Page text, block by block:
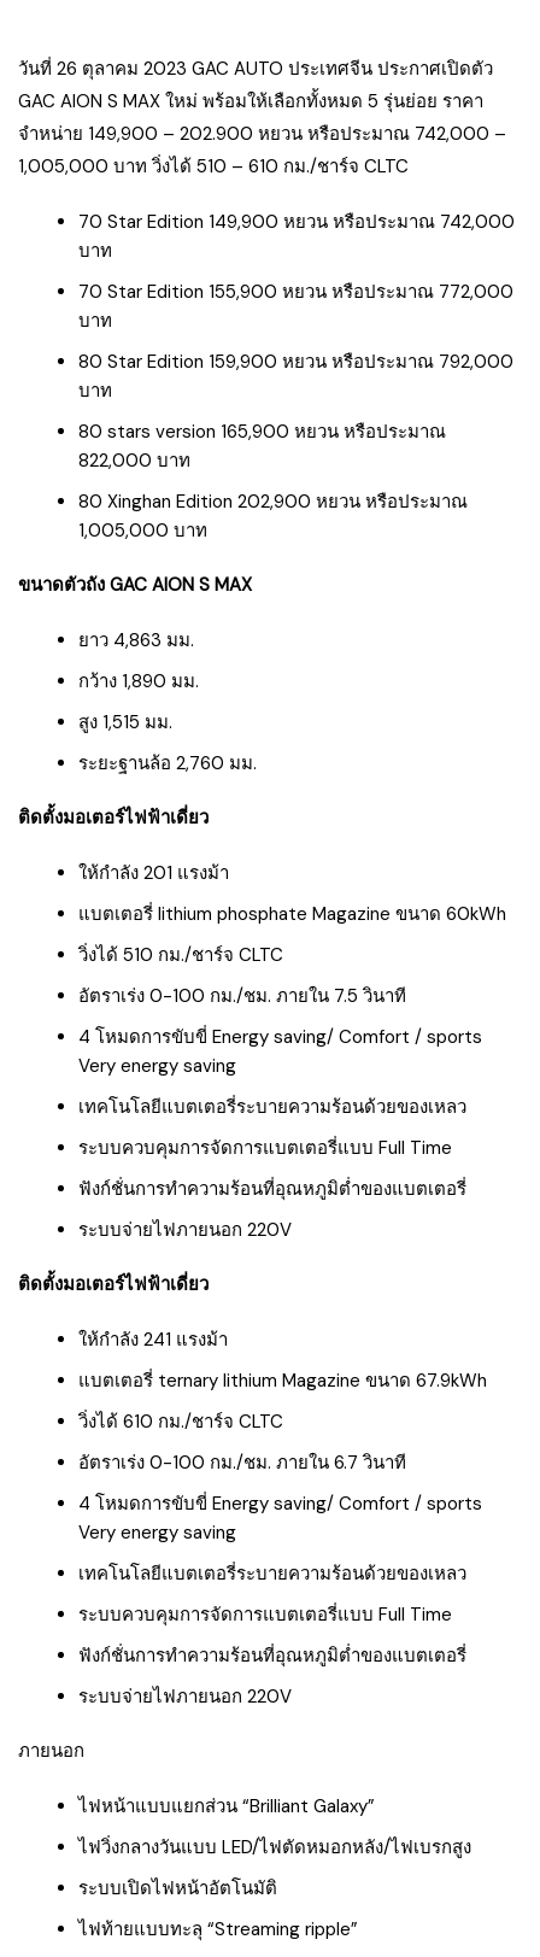
วันที่ 26 ตุลาคม 2023 GAC AUTO ประเทศจีน ประกาศเปิดตัว
GAC AION S MAX ใหม่ พร้อมให้เลือกทั้งหมด 5 รุ่นย่อย ราคา
จำหน่าย 149,900 – 202.900 หยวน หรือประมาณ 742,000 –
1,005,000 บาท วิ่งได้ 510 – 610 กม./ชาร์จ CLTC
70 Star Edition 149,900 หยวน หรือประมาณ 742,000
บาท
70 Star Edition 155,900 หยวน หรือประมาณ 772,000
บาท
80 Star Edition 159,900 หยวน หรือประมาณ 792,000
บาท
80 stars version 165,900 หยวน หรือประมาณ
822,000 บาท
80 Xinghan Edition 202,900 หยวน หรือประมาณ
1,005,000 บาท
ขนาดตัวถัง GAC AION S MAX
ยาว 4,863 มม.
กว้าง 1,890 มม.
สูง 1,515 มม.
ระยะฐานล้อ 2,760 มม.
ติดตั้งมอเตอร์ไฟฟ้าเดี่ยว
ให้กำลัง 201 แรงม้า
แบตเตอรี่ lithium phosphate Magazine ขนาด 60kWh
วิ่งได้ 510 กม./ชาร์จ CLTC
อัตราเร่ง 0-100 กม./ชม. ภายใน 7.5 วินาที
4 โหมดการขับขี่ Energy saving/ Comfort / sports
Very energy saving
เทคโนโลยีแบตเตอรี่ระบายความร้อนด้วยของเหลว
ระบบควบคุมการจัดการแบตเตอรี่แบบ Full Time
ฟังก์ชั่นการทำความร้อนที่อุณหภูมิต่ำของแบตเตอรี่
ระบบจ่ายไฟภายนอก 220V
ติดตั้งมอเตอร์ไฟฟ้าเดี่ยว
ให้กำลัง 241 แรงม้า
แบตเตอรี่ ternary lithium Magazine ขนาด 67.9kWh
วิ่งได้ 610 กม./ชาร์จ CLTC
อัตราเร่ง 0-100 กม./ชม. ภายใน 6.7 วินาที
4 โหมดการขับขี่ Energy saving/ Comfort / sports
Very energy saving
เทคโนโลยีแบตเตอรี่ระบายความร้อนด้วยของเหลว
ระบบควบคุมการจัดการแบตเตอรี่แบบ Full Time
ฟังก์ชั่นการทำความร้อนที่อุณหภูมิต่ำของแบตเตอรี่
ระบบจ่ายไฟภายนอก 220V
ภายนอก
ไฟหน้าแบบแยกส่วน “Brilliant Galaxy”
ไฟวิ่งกลางวันแบบ LED/ไฟตัดหมอกหลัง/ไฟเบรกสูง
ระบบเปิดไฟหน้าอัตโนมัติ
ไฟท้ายแบบทะลุ “Streaming ripple”